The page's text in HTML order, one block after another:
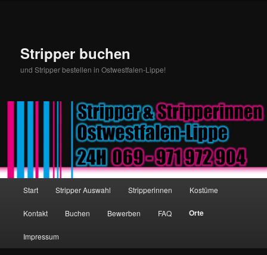
Stripper buchen
und Stripper bestellen in Ostwestfalen-Lippe!
Zum Inhalt wechseln
Zum sekundären Inhalt wechseln
Start Stripper Auswahl Stripperinnen Kostüme
Kontakt Buchen Bewerben FAQ Orte
Impressum